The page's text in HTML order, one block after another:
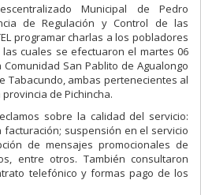
Municipal de Pedro
de Regulación y Control de las
programar charlas a los pobladores
cuales se efectuaron el martes 06
San Pablito de Agualongo
Tabacundo, ambas pertenecientes al
de Pichincha.
sobre la calidad del servicio:
suspensión en el servicio
de mensajes promocionales de
entre otros. También consultaron
telefónico y formas pago de los